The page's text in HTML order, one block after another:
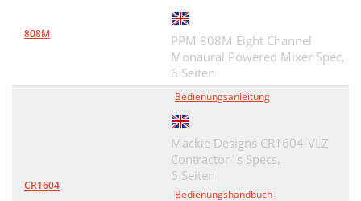
808M
PPM 808M Eight Channel
Monaural Powered Mixer Spec,
6 Seiten
CR1604
Bedienungsanleitung
Mackie Designs CR1604-VLZ
Contractor`s Specs,
6 Seiten
Bedienungshandbuch